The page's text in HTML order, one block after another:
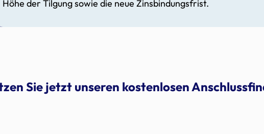
Höhe der Tilgung sowie die neue Zinsbindungsfrist.
Sie jetzt unseren kostenlosen